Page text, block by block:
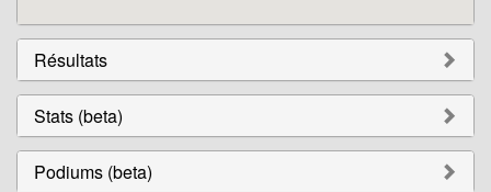
Résultats
Stats (beta)
Podiums (beta)